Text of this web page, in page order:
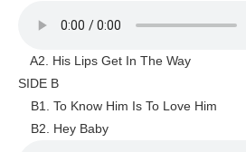
A2. His Lips Get In The Way
SIDE B
B1. To Know Him Is To Love Him
B2. Hey Baby